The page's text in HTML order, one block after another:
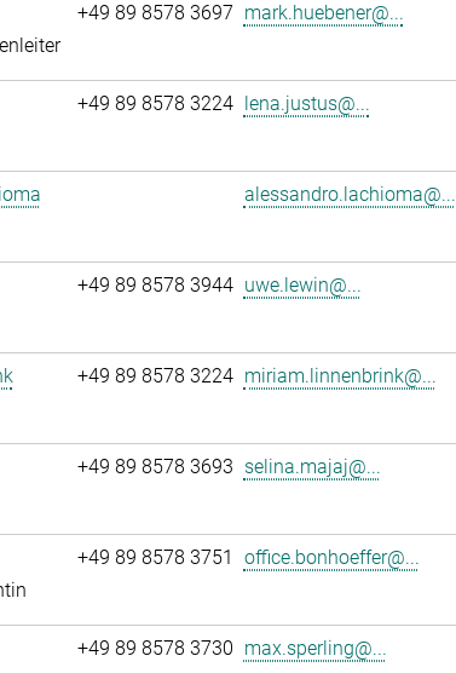
+49 89 8578 3697 mark.huebener@...
+49 89 8578 3224 lena.justus@...
alessandro.lachioma@...
+49 89 8578 3944 uwe.lewin@...
+49 89 8578 3224 miriam.linnenbrink@...
+49 89 8578 3693 selina.majaj@...
+49 89 8578 3751 office.bonhoeffer@...
+49 89 8578 3730 max.sperling@...